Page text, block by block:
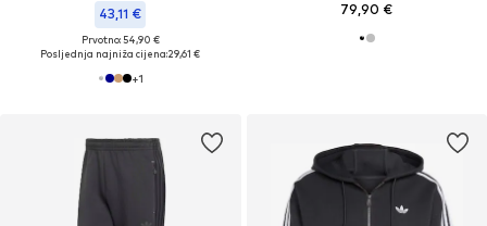
43,11 €
Prvotno: 54,90 €
Posljednja najniža cijena:29,61 €
+1
79,90 €